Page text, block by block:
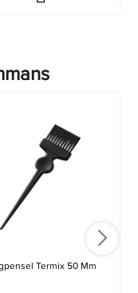
Termix 50 Mm